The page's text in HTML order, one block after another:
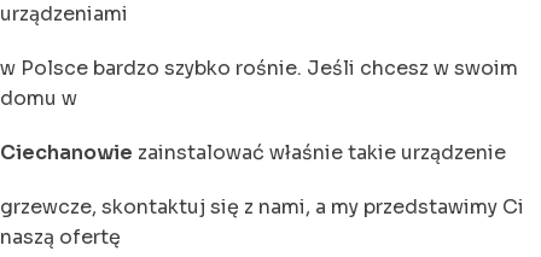
urządzeniami
w Polsce bardzo szybko rośnie. Jeśli chcesz w swoim
domu w
Ciechanowie zainstalować właśnie takie urządzenie
grzewcze, skontaktuj się z nami, a my przedstawimy Ci
naszą ofertę